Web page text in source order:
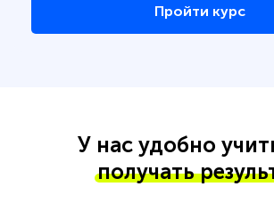
Пройти курс
У нас удобно
получать